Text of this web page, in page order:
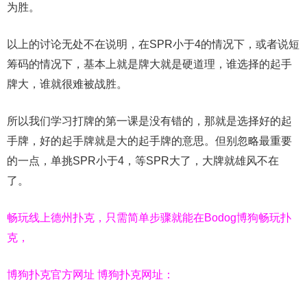
为胜。
以上的讨论无处不在说明，在SPR小于4的情况下，或者说短
筹码的情况下，基本上就是牌大就是硬道理，谁选择的起手
牌大，谁就很难被战胜。
所以我们学习打牌的第一课是没有错的，那就是选择好的起
手牌，好的起手牌就是大的起手牌的意思。但别忽略最重要
的一点，单挑SPR小于4，等SPR大了，大牌就雄风不在
了。
畅玩线上德州扑克，只需简单步骤就能在Bodog博狗畅玩扑
克，
博狗扑克官方网址 博狗扑克网址：